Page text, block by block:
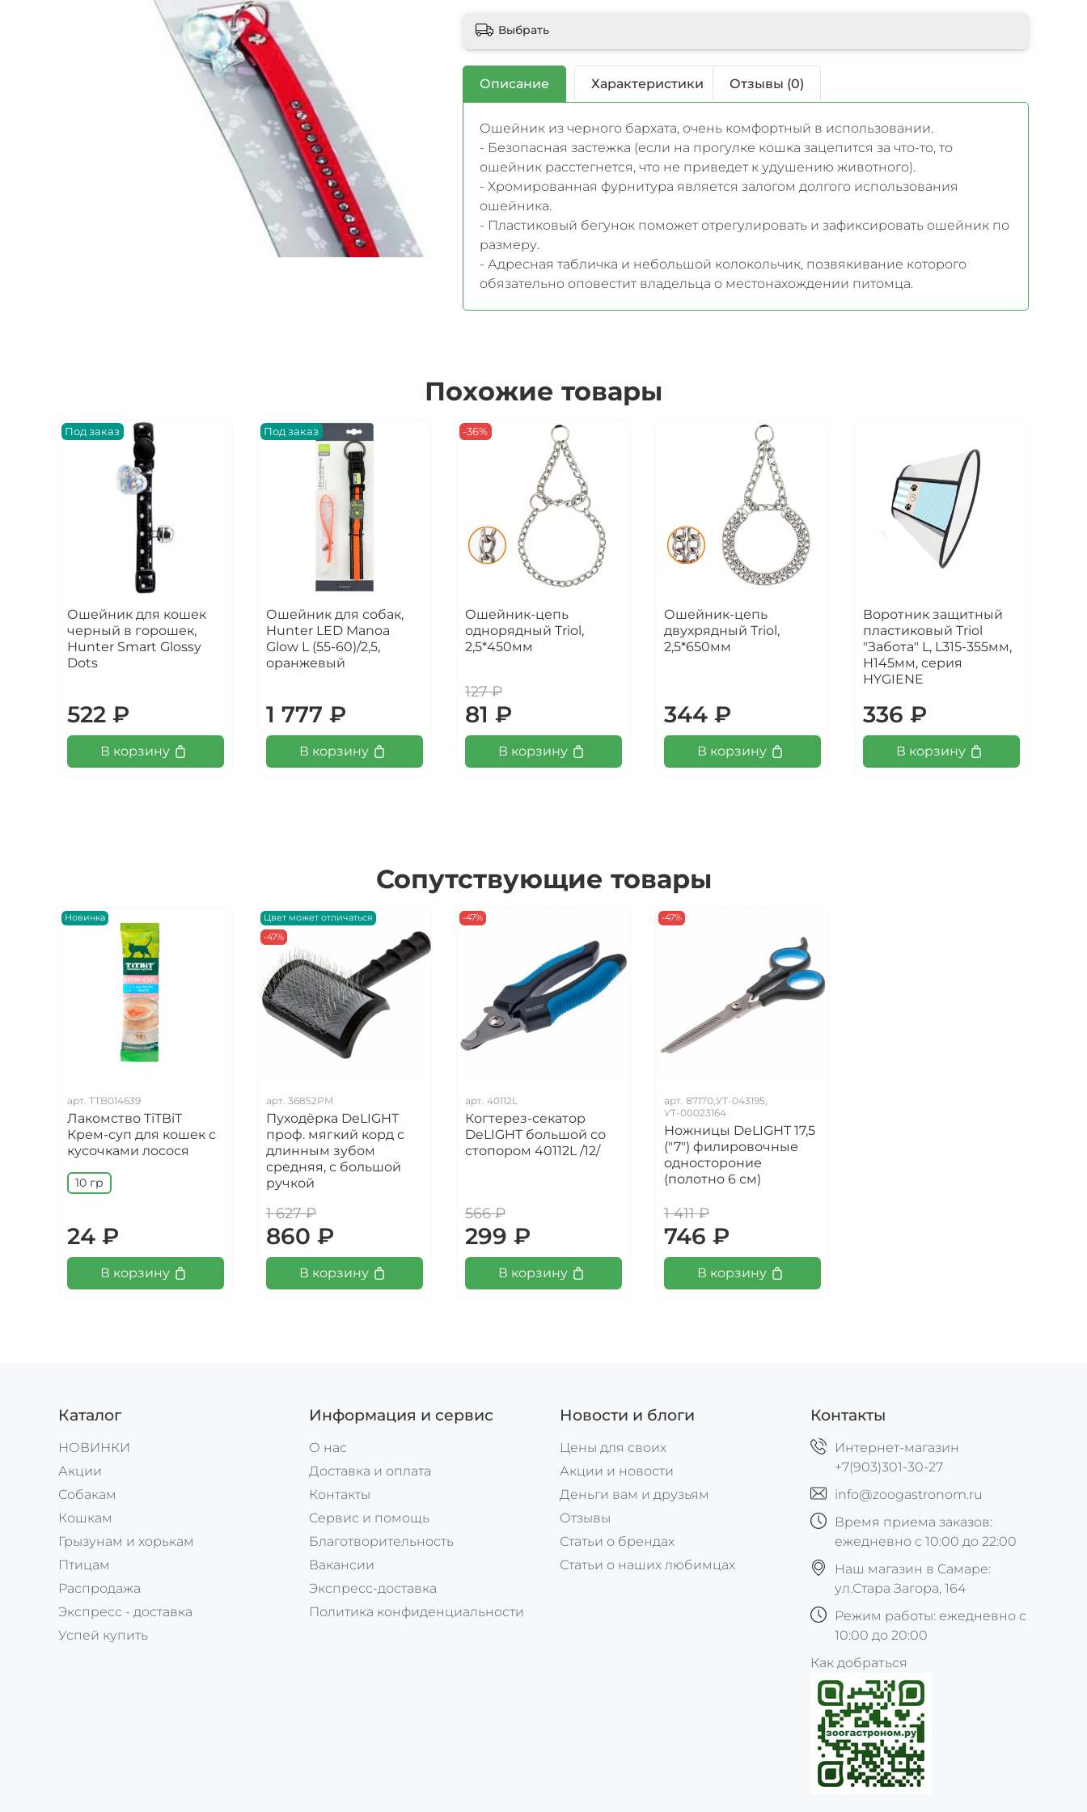
Выбрать
Описание Характеристики Отзывы (0)
Ошейник из черного бархата, очень комфортный в использовании.
- Безопасная застежка (если на прогулке кошка зацепится за что-то, то
ошейник расстегнется, что не приведет к удушению животного).
- Хромированная фурнитура является залогом долгого использования
ошейника.
- Пластиковый бегунок поможет отрегулировать и зафиксировать ошейник по
размеру.
- Адресная табличка и небольшой колокольчик, позвякивание которого
обязательно оповестит владельца о местонахождении питомца.
Похожие товары
Под заказ
Ошейник для кошек
черный в горошек,
Hunter Smart Glossy
Dots
522 ₽
В корзину
Под заказ
Ошейник для собак,
Hunter LED Manoa
Glow L (55-60)/2,5,
оранжевый
1 777 ₽
В корзину
-36%
Ошейник-цепь
однорядный Triol,
2,5*450мм
127 ₽
81 ₽
В корзину
Ошейник-цепь
двухрядный Triol,
2,5*650мм
344 ₽
В корзину
Воротник защитный
пластиковый Triol
"Забота" L, L315-355мм,
H145мм, серия
HYGIENE
336 ₽
В корзину
Сопутствующие товары
Новинка
арт. TTB014639
Лакомство TiTBiT
Крем-суп для кошек с
кусочками лосося
10 гр
24 ₽
В корзину
Цвет может отличаться
-47%
арт. 36852PM
Пуходёрка DeLIGHT
проф. мягкий корд с
длинным зубом
средняя, с большой
ручкой
1 627 ₽
860 ₽
В корзину
-47%
арт. 40112L
Когтерез-секатор
DeLIGHT большой со
стопором 40112L /12/
566 ₽
299 ₽
В корзину
-47%
арт. 87170,УТ-043195,
УТ-00023164
Ножницы DeLIGHT 17,5
("7") филировочные
одностороние
(полотно 6 см)
1 411 ₽
746 ₽
В корзину
Каталог
НОВИНКИ
Акции
Собакам
Кошкам
Грызунам и хорькам
Птицам
Распродажа
Экспресс - доставка
Успей купить
Информация и сервис
О нас
Доставка и оплата
Контакты
Сервис и помощь
Благотворительность
Вакансии
Экспресс-доставка
Политика конфиденциальности
Новости и блоги
Цены для своих
Акции и новости
Деньги вам и друзьям
Отзывы
Статьи о брендах
Статьи о наших любимцах
Контакты
Интернет-магазин
+7(903)301-30-27
info@zoogastronom.ru
Время приема заказов:
ежедневно с 10:00 до 22:00
Наш магазин в Самаре:
ул.Стара Загора, 164
Режим работы: ежедневно с
10:00 до 20:00
Как добраться